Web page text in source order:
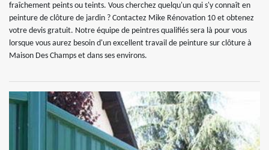
fraîchement peints ou teints. Vous cherchez quelqu'un qui s'y connaît en
peinture de clôture de jardin ? Contactez Mike Rénovation 10 et obtenez
votre devis gratuit. Notre équipe de peintres qualifiés sera là pour vous
lorsque vous aurez besoin d'un excellent travail de peinture sur clôture à
Maison Des Champs et dans ses environs.